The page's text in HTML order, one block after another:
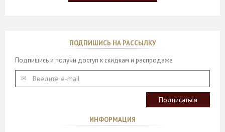
ПОДПИШИСЬ НА РАССЫЛКУ
Подпишись и получи доступ к скидкам и распродаже
ИНФОРМАЦИЯ